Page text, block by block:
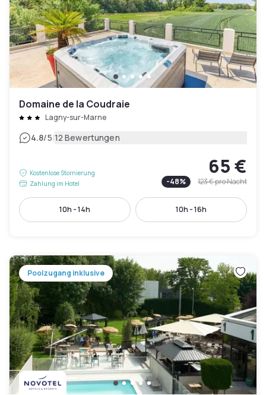
Domaine de la Coudraie
Lagny-sur-Marne
4.8/5|12 Bewertungen
Kostenlose Stornierung
Zahlung im Hotel
65 €
-48% 123 €pro Nacht
10h - 14h 10h - 16h
Poolzugang inklusive